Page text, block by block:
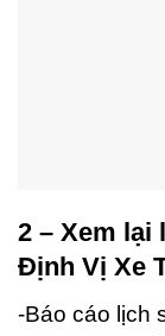
2 – Xem lại
Định Vị Xe
-Báo cáo lịch